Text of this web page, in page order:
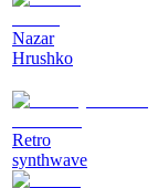
Nazar
Hrushko
Retro
synthwave